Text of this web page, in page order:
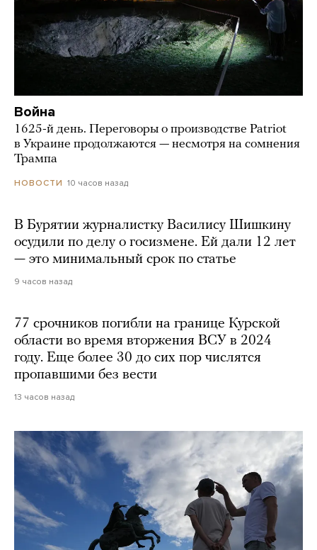
Война
1625-й день. Переговоры о производстве Patriot
в Украине продолжаются — несмотря на сомнения
Трампа
НОВОСТИ 10 часов назад
В Бурятии журналистку Василису Шишкину
осудили по делу о госизмене. Ей дали 12 лет
— это минимальный срок по статье
9 часов назад
77 срочников погибли на границе Курской
области во время вторжения ВСУ в 2024
году. Еще более 30 до сих пор числятся
пропавшими без вести
13 часов назад